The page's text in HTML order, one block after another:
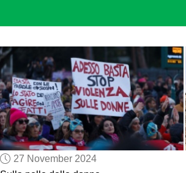
27 November 2024